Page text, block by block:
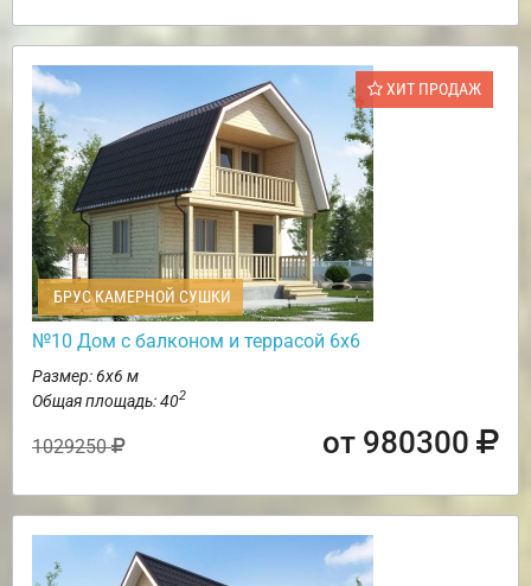
ХИТ ПРОДАЖ
БРУС КАМЕРНОЙ СУШКИ
№10 Дом с балконом и террасой 6х6
Размер: 6х6 м
Общая площадь: 402
1029250 от 980300